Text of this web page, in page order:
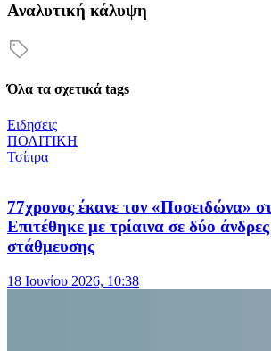
Αναλυτική κάλυψη
Όλα τα σχετικά tags
Ειδησεις
ΠΟΛΙΤΙΚΗ
Τσίπρα
77χρονος έκανε τον «Ποσειδώνα»
Επιτέθηκε με τρίαινα σε δύο
στάθμευσης
18 Ιουνίου 2026, 10:38